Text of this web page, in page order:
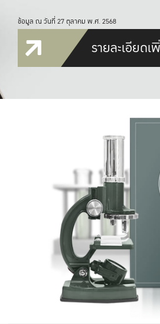
ข้อมูล ณ วันที่ 27 ตุลาคม พ.ศ. 2568
รายละเอียดเ